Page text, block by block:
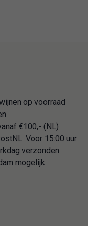
op voorraad
€100,- (NL)
Voor 15:00 uur
verzonden
mogelijk